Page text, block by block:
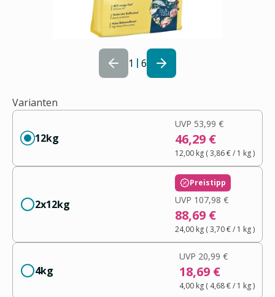
1 6
Varianten
12kg
UVP 53,99 €
46,29 €
12,00 kg(3,86 €/ 1 kg)
2x12kg
Preistipp
UVP 107,98 €
88,69 €
24,00 kg(3,70 €/ 1 kg)
4kg
UVP 20,99 €
18,69 €
4,00 kg( 4,68 €/ 1 kg)